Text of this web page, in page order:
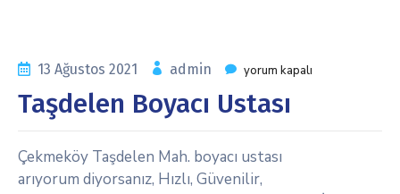
13 Ağustos 2021 admin yorum kapalı
Taşdelen Boyacı Ustası
Çekmeköy Taşdelen Mah. boyacı ustası
arıyorum diyorsanız, Hızlı, Güvenilir,